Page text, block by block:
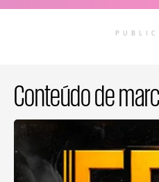
Conteúdo de